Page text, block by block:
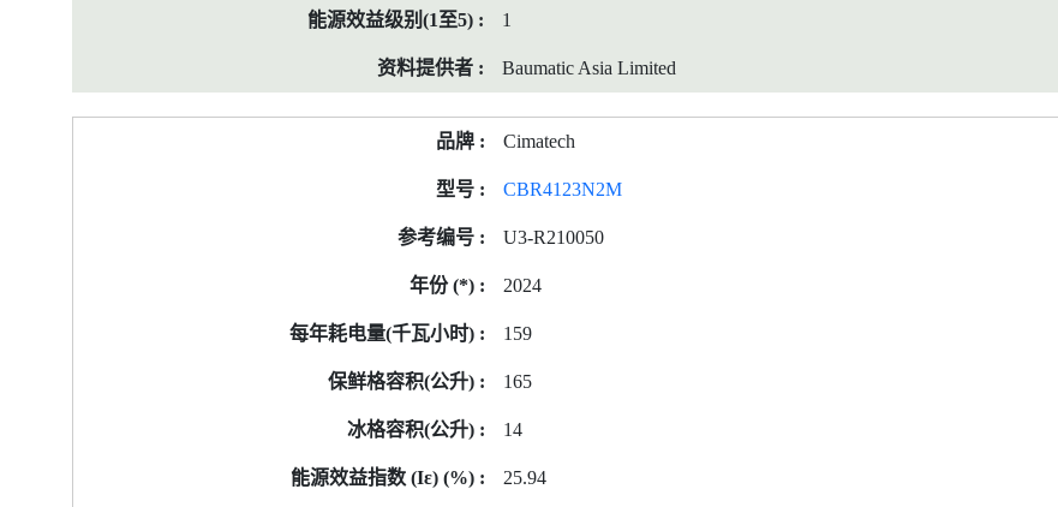
1
Baumatic Asia Limited
Cimatech
CBR4123N2M
U3-R210050
2024
159
165
14
25.94